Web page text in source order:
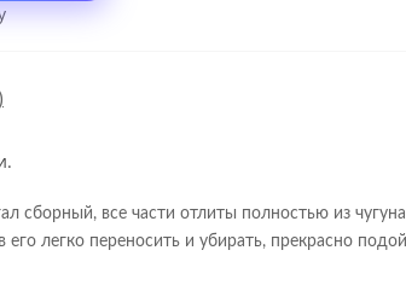
все части отлиты полностью из
легко переносить и убирать, прекрасно